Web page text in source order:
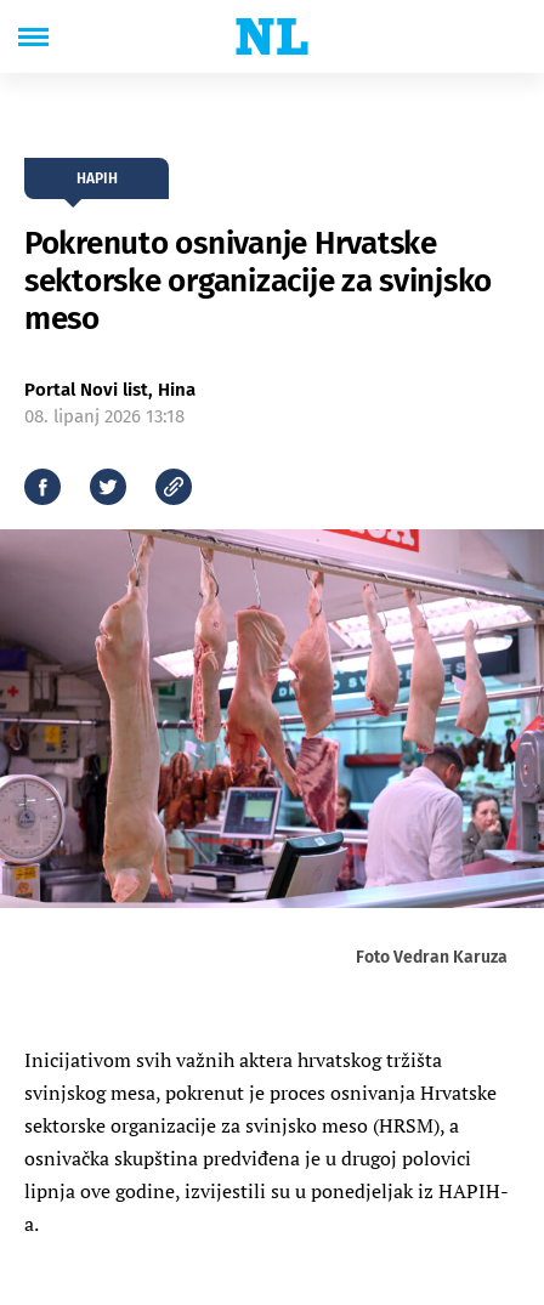
HAPIH
Pokrenuto osnivanje Hrvatske
sektorske organizacije za svinjsko
meso
Portal Novi list, Hina
08. lipanj 2026 13:18
Foto Vedran Karuza
Inicijativom svih važnih aktera hrvatskog tržišta
svinjskog mesa, pokrenut je proces osnivanja Hrvatske
sektorske organizacije za svinjsko meso (HRSM), a
osnivačka skupština predviđena je u drugoj polovici
lipnja ove godine, izvijestili su u ponedjeljak iz HAPIH-
a.